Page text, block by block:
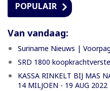
POPULAIR
Van vandaag:
Suriname Nieuws |
SRD 1800
KASSA RINKELT BIJ MAS
14 MILJOEN - 19 AUG 2022